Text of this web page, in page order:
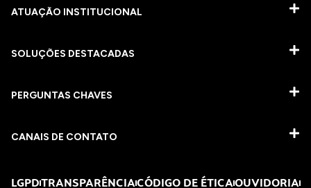
ATUAÇÃO INSTITUCIONAL
SOLUÇÕES DESTACADAS
PERGUNTAS CHAVES​
CANAIS DE CONTATO
LGPDTRANSPARÊNCIACÓDIGO DE ÉTICAOUVIDORIA